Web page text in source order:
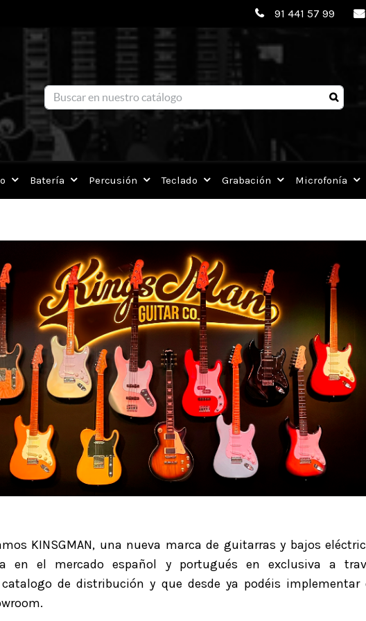
91 441 57 99
Batería Percusión Teclado Grabación Microfonía
Blog
EN DISTRIBUCIÓN
KINSGMAN, una nueva marca de guitarras y bajos
en el mercado español y portugués en exclusiva a
de distribución y que desde ya podéis implementar